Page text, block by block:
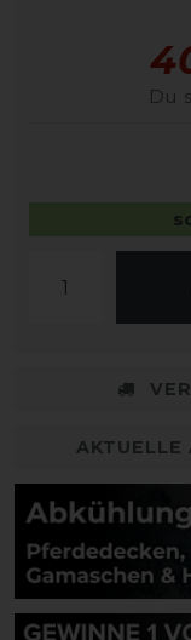
Du
AKTUELLE